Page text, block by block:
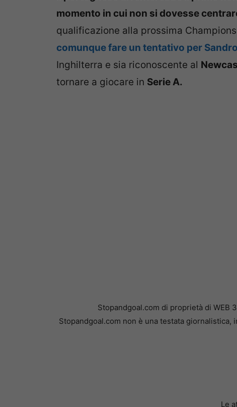
momento in cui non si dovesse
qualificazione alla prossima
comunque fare un tentativo per
Inghilterra e sia riconoscente al
tornare a giocare in Serie A.
Stopandgoal.com di proprietà di WEB
Stopandgoal.com non è una testata
Le